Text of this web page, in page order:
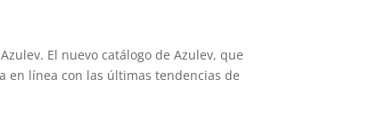
El nuevo catálogo de Azulev, que
en línea con las últimas tendencias de